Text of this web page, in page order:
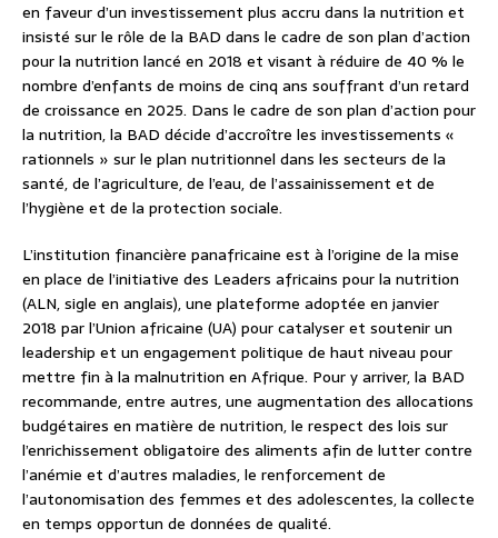
en faveur d’un investissement plus accru dans la nutrition et
insisté sur le rôle de la BAD dans le cadre de son plan d’action
pour la nutrition lancé en 2018 et visant à réduire de 40 % le
nombre d’enfants de moins de cinq ans souffrant d’un retard
de croissance en 2025. Dans le cadre de son plan d’action pour
la nutrition, la BAD décide d’accroître les investissements «
rationnels » sur le plan nutritionnel dans les secteurs de la
santé, de l’agriculture, de l’eau, de l’assainissement et de
l’hygiène et de la protection sociale.
L’institution financière panafricaine est à l’origine de la mise
en place de l’initiative des Leaders africains pour la nutrition
(ALN, sigle en anglais), une plateforme adoptée en janvier
2018 par l’Union africaine (UA) pour catalyser et soutenir un
leadership et un engagement politique de haut niveau pour
mettre fin à la malnutrition en Afrique. Pour y arriver, la BAD
recommande, entre autres, une augmentation des allocations
budgétaires en matière de nutrition, le respect des lois sur
l’enrichissement obligatoire des aliments afin de lutter contre
l’anémie et d’autres maladies, le renforcement de
l’autonomisation des femmes et des adolescentes, la collecte
en temps opportun de données de qualité.